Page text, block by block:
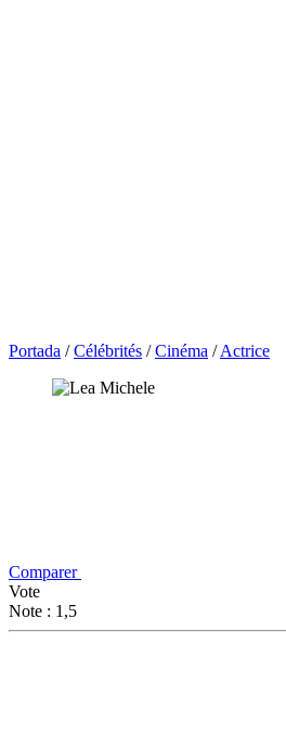
Portada /Célébrités /Cinéma /Actrice
Comparer
Vote
Note : 1,5